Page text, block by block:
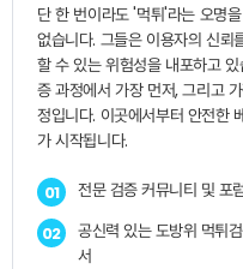
단 한 번이라도 '먹튀'라는 오명
없습니다. 그들은 이용자의 신뢰
할 수 있는 위험성을 내포하고
증 과정에서 가장 먼저, 그리고
정입니다. 이곳에서부터 안전한
가 시작됩니다.
01 전문 검증 커뮤니티 및 포
02
공신력 있는 도방위 먹튀
서